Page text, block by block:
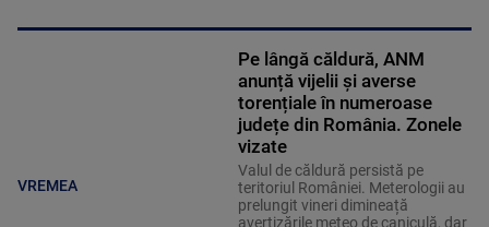
VREMEA
Pe lângă căldură, ANM
anunță vijelii și averse
torențiale în numeroase
județe din România. Zonele
vizate
Valul de căldură persistă pe
teritoriul României. Meterologii au
prelungit vineri dimineață
avertizările meteo de caniculă, dar